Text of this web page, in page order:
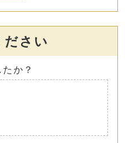
ださい
か？